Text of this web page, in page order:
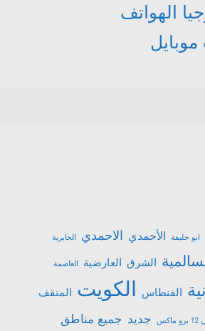
الهواتف
ابو حليفة الأحمدي الاحمدي الجابرية
الشرق العارضية العاصمة
الفنطاس الكويت المنقف
جديد جميع مناطق